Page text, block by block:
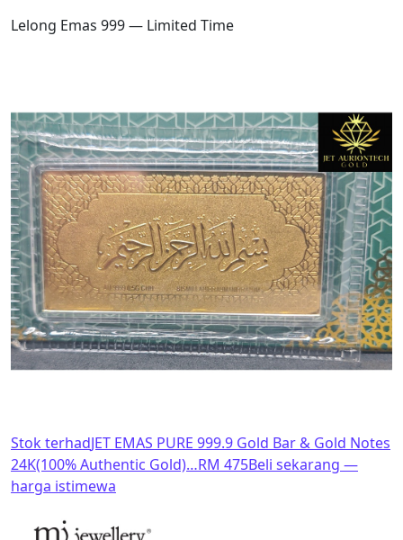
Lelong Emas 999 — Limited Time
Stok terhadJET EMAS PURE 999.9 Gold Bar & Gold Notes
24K(100% Authentic Gold)…RM 475Beli sekarang —
harga istimewa